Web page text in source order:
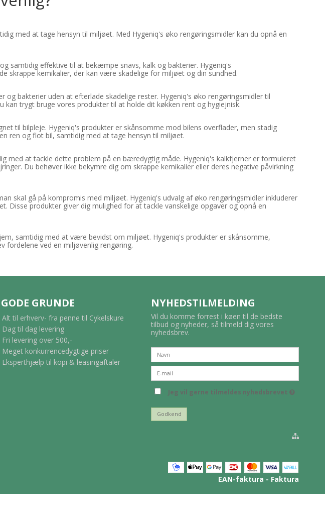
med at tage hensyn til miljøet. Med Hygeniq's øko rengøringsmidler kan du opnå en
samtidig effektive til at bekæmpe snavs, kalk og bakterier. Hygeniq's
skrappe kemikalier, der kan være skadelige for miljøet og din sundhed.
bakterier uden at efterlade skadelige rester. Hygeniq's øko rengøringsmidler til
trygt bruge vores produkter til at holde dit køkken rent og hygiejnisk.
til bilpleje. Hygeniq's produkter er skånsomme mod bilens overflader, men stadig
ren og flot bil, samtidig med at tage hensyn til miljøet.
at tackle dette problem på en bæredygtig måde. Hygeniq's kalkfjerner er formuleret
Du behøver ikke bekymre dig om skrappe kemikalier eller deres negative påvirkning
skal gå på kompromis med miljøet. Hygeniq's udvalg af øko rengøringsmidler inkluderer
Disse produkter giver dig mulighed for at tackle vanskelige opgaver og opnå en
samtidig med at være bevidst om miljøet. Hygeniq's produkter er skånsomme,
fordelene ved en miljøvenlig rengøring.
GRUNDE
Alt til erhverv- fra penne til Cykelskure
Dag til dag levering
Fri levering over 500,-
Meget konkurrencedygtige priser
Eksperthjælp til kopi & leasingaftaler
NYHEDSTILMELDING
Vil du komme forrest i køen til de bedste
tilbud og nyheder, så tilmeld dig vores
nyhedsbrev.
Jeg vil gerne tilmeldes nyhedsbrevet
Godkend
EAN-faktura - Faktura